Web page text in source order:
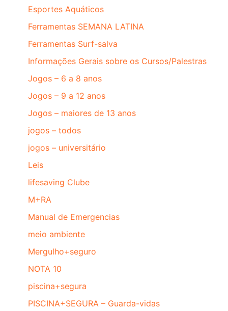
Esportes Aquáticos
Ferramentas SEMANA LATINA
Ferramentas Surf-salva
Informações Gerais sobre os Cursos/Palestras
Jogos – 6 a 8 anos
Jogos – 9 a 12 anos
Jogos – maiores de 13 anos
jogos – todos
jogos – universitário
Leis
lifesaving Clube
M+RA
Manual de Emergencias
meio ambiente
Mergulho+seguro
NOTA 10
piscina+segura
PISCINA+SEGURA – Guarda-vidas